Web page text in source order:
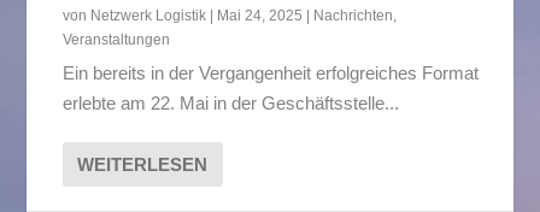
von Netzwerk Logistik Mai 24, 2025 Nachrichten,
Veranstaltungen
Ein bereits in der Vergangenheit erfolgreiches Format
erlebte am 22. Mai in der Geschäftsstelle...
WEITERLESEN